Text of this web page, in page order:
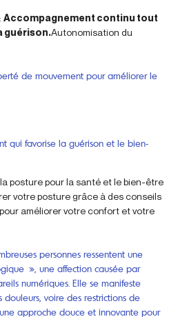
Accompagnement continu tout
guérison.Autonomisation du
de mouvement pour améliorer le
qui favorise la guérison et le bien-
posture pour la santé et le bien-être
votre posture grâce à des conseils
améliorer votre confort et votre
personnes ressentent une
», une affection causée par
numériques. Elle se manifeste
voire des restrictions de
approche douce et innovante pour